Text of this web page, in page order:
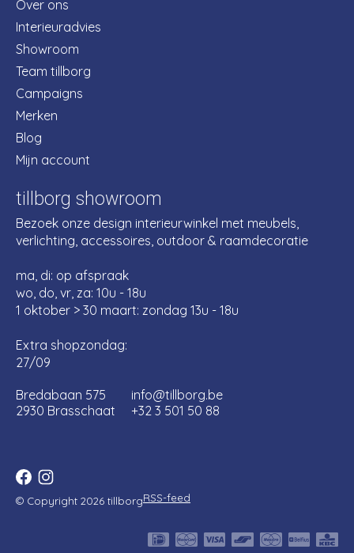
Over ons
Interieuradvies
Showroom
Team tillborg
Campaigns
Merken
Blog
Mijn account
tillborg showroom
Bezoek onze design interieurwinkel met meubels,
verlichting, accessoires, outdoor & raamdecoratie
ma, di: op afspraak
wo, do, vr, za: 10u - 18u
1 oktober > 30 maart: zondag 13u - 18u
Extra shopzondag:
27/09
Bredabaan 575
2930 Brasschaat
info@tillborg.be
+32 3 501 50 88
© Copyright 2026 tillborgRSS-feed